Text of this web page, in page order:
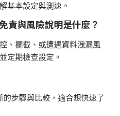
基本設定與測速。
責與風險說明是什麼？
、攔截、或遭遇資料洩漏風
定期檢查設定。
步驟與比較，適合想快速了